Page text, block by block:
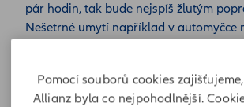
pár hodin, tak bude nejspíš žlutým
Nešetrné umytí například v automyčce
Pyl může uškodit nejen interiéru, ale
zanedbání údržby se pyl usazuje a
Pomocí souborů cookies
Allianz byla co nejpohodlnější.